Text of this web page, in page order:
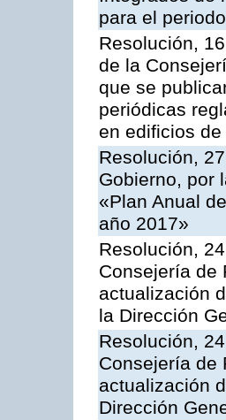
para el
Resolución,
de la
que se
periódicas
en edificios
Resolución,
Gobierno, por
«Plan Anual
año 2017»
Resolución,
Consejería de
actualización
la Dirección
Resolución,
Consejería de
actualización
Dirección